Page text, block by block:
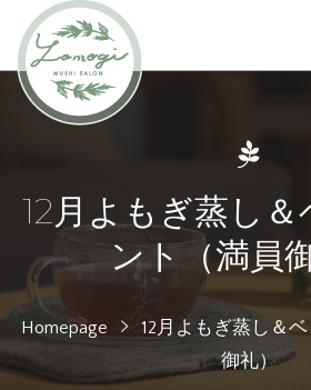
12月よもぎ蒸し
ント（満員
Homepage
12月よもぎ蒸し＆
御礼）